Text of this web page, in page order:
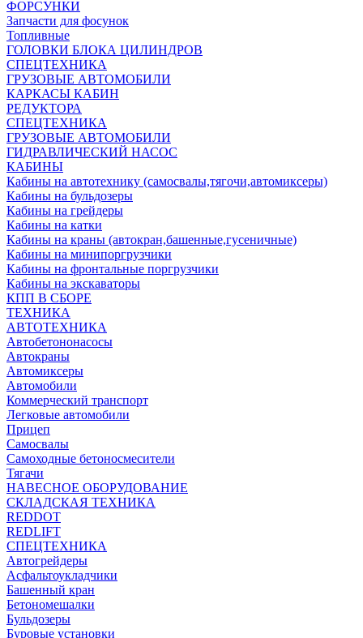
ФОРСУНКИ
Запчасти для фосунок
Топливные
ГОЛОВКИ БЛОКА ЦИЛИНДРОВ
СПЕЦТЕХНИКА
ГРУЗОВЫЕ АВТОМОБИЛИ
КАРКАСЫ КАБИН
РЕДУКТОРА
СПЕЦТЕХНИКА
ГРУЗОВЫЕ АВТОМОБИЛИ
ГИДРАВЛИЧЕСКИЙ НАСОС
КАБИНЫ
Кабины на автотехнику (самосвалы,тягочи,автомиксеры)
Кабины на бульдозеры
Кабины на грейдеры
Кабины на катки
Кабины на краны (автокран,башенные,гусеничные)
Кабины на минипоргрузчики
Кабины на фронтальные поргрузчики
Кабины на экскаваторы
КПП В СБОРЕ
ТЕХНИКА
АВТОТЕХНИКА
Автобетононасосы
Автокраны
Автомиксеры
Автомобили
Коммерческий транспорт
Легковые автомобили
Прицеп
Самосвалы
Самоходные бетоносмесители
Тягачи
НАВЕСНОЕ ОБОРУДОВАНИЕ
СКЛАДСКАЯ ТЕХНИКА
REDDOT
REDLIFT
СПЕЦТЕХНИКА
Автогрейдеры
Асфальтоукладчики
Башенный кран
Бетономешалки
Бульдозеры
Буровые установки